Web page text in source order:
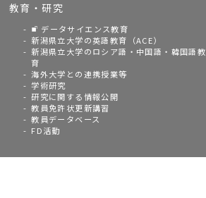
教育・研究
データサイエンス教育
新潟県立大学の英語教育（ACE）
新潟県立大学のロシア語・中国語・韓国語教
育
海外大学との連携授業等
学術研究
研究に関する情報公開
教員免許状更新講習
教員データベース
FD活動